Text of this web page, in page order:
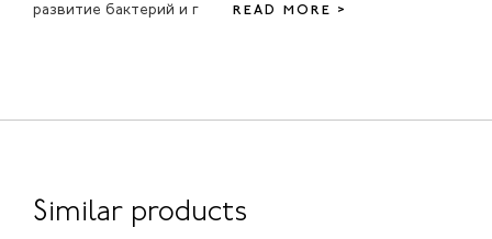
развитие бактерий и г READ MORE >
Similar products